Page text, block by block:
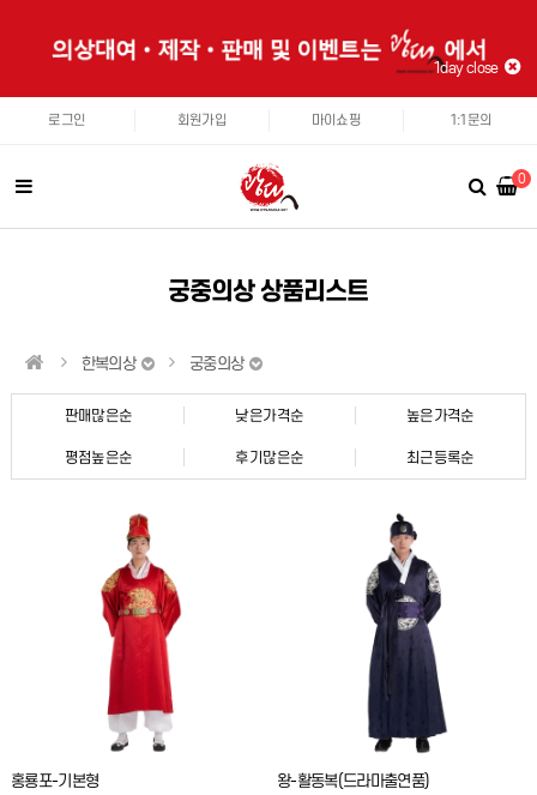
1day close
로그인 회원가입 마이쇼핑 1:1문의
0
궁중의상 상품리스트
한복의상 궁중의상
판매많은순 낮은가격순 높은가격순
평점높은순 후기많은순 최근등록순
홍룡포-기본형 왕-활동복(드라마출연품)